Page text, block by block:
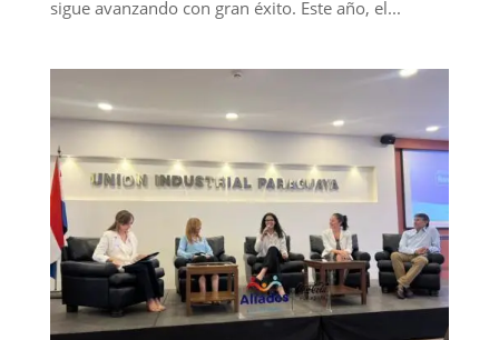
sigue avanzando con gran éxito. Este año, el...